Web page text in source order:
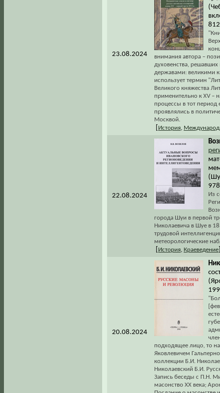
23.08.2024
внимания автора –
духовенства,
державами: великими
использует термин
Великого княжества
применительно к XV –
процессы в тот период
проявлялись в
Москвой.
История
22.08.2024
Из
города Шуи в первой
Николаевича в Шуе в
трудовой
метеорологические
История Краеведение
20.08.2024
подходящее лицо, то
Яковлевичем
коллекции Б.И.
Николаевский Б.И.
Запись беседы с П.Н.
масонство XX века;